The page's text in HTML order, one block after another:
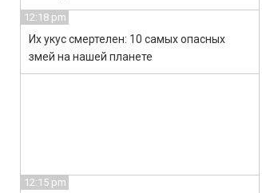
12:18 pm
Их укус смертелен: 10 самых опасных
змей на нашей планете
12:15 pm